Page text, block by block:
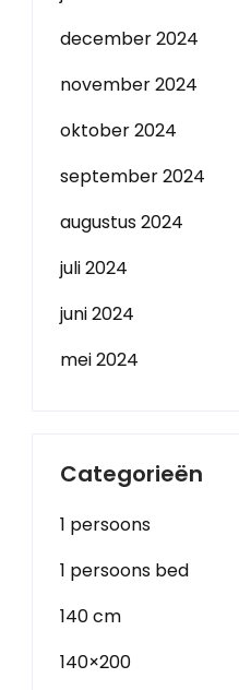
december 2024
november 2024
oktober 2024
september 2024
augustus 2024
juli 2024
juni 2024
mei 2024
Categorieën
1 persoons
1 persoons bed
140 cm
140×200